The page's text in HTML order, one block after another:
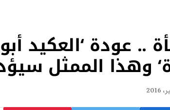
.. عودة ‘العكيد
وهذا الممثل